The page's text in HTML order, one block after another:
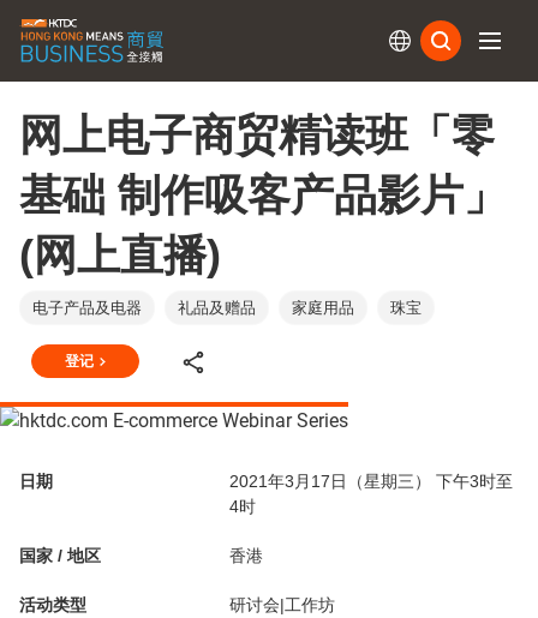
网上电子商贸精读班「零
基础 制作吸客产品影片」
(网上直播)
电子产品及电器 礼品及赠品 家庭用品 珠宝
登记
日期
2021年3月17日（星期三） 下午3时至
4时
国家 / 地区 香港
活动类型 研讨会|工作坊